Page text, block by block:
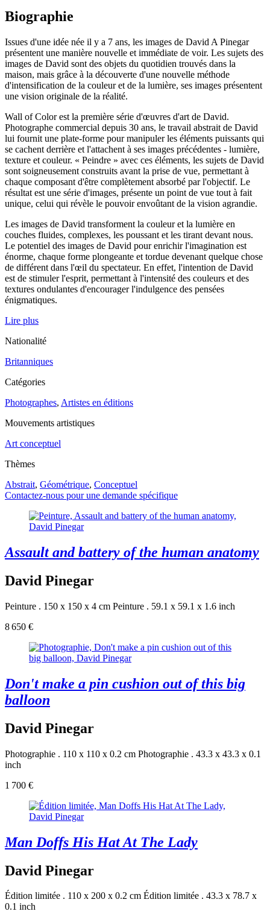
Biographie
Issues d'une idée née il y a 7 ans, les images de David A Pinegar
présentent une manière nouvelle et immédiate de voir. Les sujets des
images de David sont des objets du quotidien trouvés dans la
maison, mais grâce à la découverte d'une nouvelle méthode
d'intensification de la couleur et de la lumière, ses images présentent
une vision originale de la réalité.
Wall of Color est la première série d'œuvres d'art de David.
Photographe commercial depuis 30 ans, le travail abstrait de David
lui fournit une plate-forme pour manipuler les éléments puissants qui
se cachent derrière et l'attachent à ses images précédentes - lumière,
texture et couleur. « Peindre » avec ces éléments, les sujets de David
sont soigneusement construits avant la prise de vue, permettant à
chaque composant d'être complètement absorbé par l'objectif. Le
résultat est une série d'images, présente un point de vue tout à fait
unique, celui qui révèle le pouvoir envoûtant de la vision agrandie.
Les images de David transforment la couleur et la lumière en
couches fluides, complexes, les poussant et les tirant devant nous.
Le potentiel des images de David pour enrichir l'imagination est
énorme, chaque forme plongeante et tordue devenant quelque chose
de différent dans l'œil du spectateur. En effet, l'intention de David
est de stimuler l'esprit, permettant à l'intensité des couleurs et des
textures ondulantes d'encourager l'indulgence des pensées
énigmatiques.
Lire plus
Nationalité
Britanniques
Catégories
Photographes, Artistes en éditions
Mouvements artistiques
Art conceptuel
Thèmes
Abstrait, Géométrique, Conceptuel
Contactez-nous pour une demande spécifique
Assault and battery of the human anatomy
David Pinegar
Peinture . 150 x 150 x 4 cm Peinture . 59.1 x 59.1 x 1.6 inch
8 650 €
Don't make a pin cushion out of this big
balloon
David Pinegar
Photographie . 110 x 110 x 0.2 cm Photographie . 43.3 x 43.3 x 0.1
inch
1 700 €
Man Doffs His Hat At The Lady
David Pinegar
Édition limitée . 110 x 200 x 0.2 cm Édition limitée . 43.3 x 78.7 x
0.1 inch